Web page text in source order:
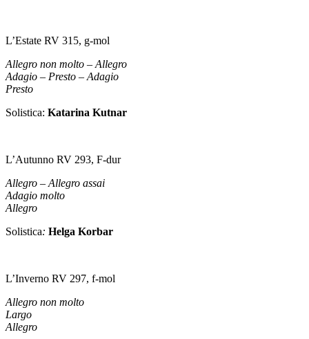
L’Estate RV 315, g-mol
Allegro non molto – Allegro
Adagio – Presto – Adagio
Presto
Solistica: Katarina Kutnar
L’Autunno RV 293, F-dur
Allegro – Allegro assai
Adagio molto
Allegro
Solistica: Helga Korbar
L’Inverno RV 297, f-mol
Allegro non molto
Largo
Allegro